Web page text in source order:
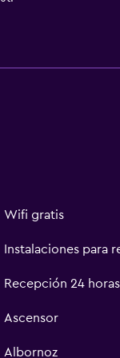
Wifi gratis
Instalaciones para
Recepción 24 horas
Ascensor
Albornoz